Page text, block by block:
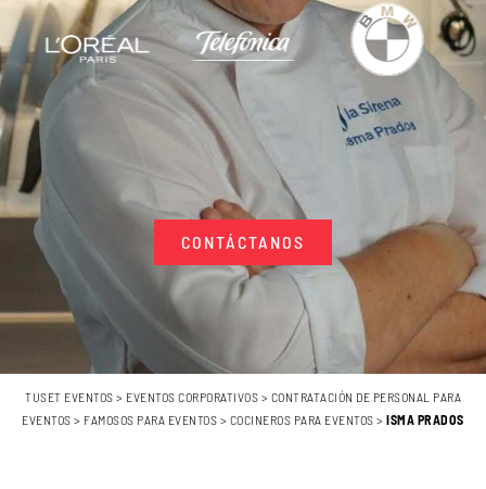
CONTÁCTANOS
TUSET EVENTOS > EVENTOS CORPORATIVOS > CONTRATACIÓN DE PERSONAL PARA
EVENTOS > FAMOSOS PARA EVENTOS > COCINEROS PARA EVENTOS >ISMA PRADOS